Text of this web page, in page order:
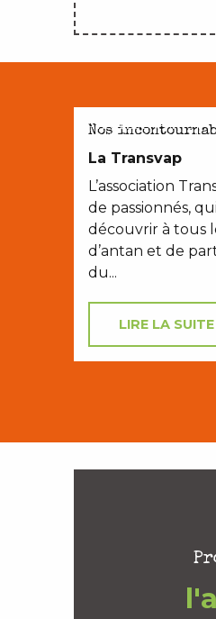
AVEC LES ENFANTS
Nos
La Transvap
L’association
de passionnés,
découvrir à tous
d’antan et de
du...
LIRE LA SUITE